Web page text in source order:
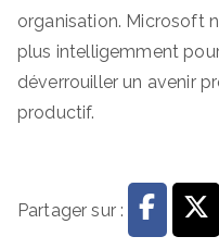
organisation. Microsoft
plus intelligemment
déverrouiller un avenir
productif.
Partager sur :